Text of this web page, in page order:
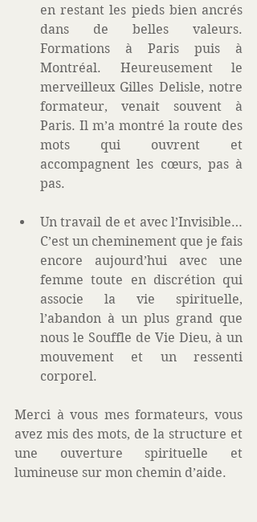
en restant les pieds bien ancrés
dans de belles valeurs.
Formations à Paris puis à
Montréal. Heureusement le
merveilleux Gilles Delisle, notre
formateur, venait souvent à
Paris. Il m’a montré la route des
mots qui ouvrent et
accompagnent les cœurs, pas à
pas.
Un travail de et avec l’Invisible…
C’est un cheminement que je fais
encore aujourd’hui avec une
femme toute en discrétion qui
associe la vie spirituelle,
l’abandon à un plus grand que
nous le Souffle de Vie Dieu, à un
mouvement et un ressenti
corporel.
Merci à vous mes formateurs, vous
avez mis des mots, de la structure et
une ouverture spirituelle et
lumineuse sur mon chemin d’aide.